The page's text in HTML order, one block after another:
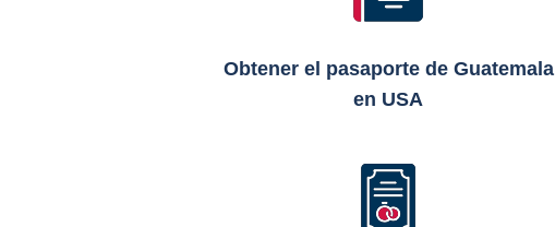
Obtener el pasaporte de Guatemala
en USA